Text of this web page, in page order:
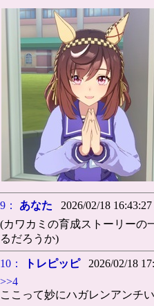
9： あなた 2026/02/18 16:43:27
(カワカミの育成ストーリーの
るだろうか)
10： トレピッピ2026/02/18
>>4
ここって妙にハガレンアンチ